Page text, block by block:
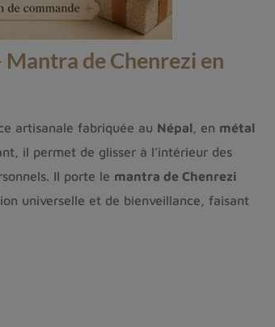
de Chenrezi en
artisanale fabriquée au Népal, en métal
il permet de glisser à l’intérieur des
Il porte le mantra de Chenrezi
universelle et de bienveillance, faisant